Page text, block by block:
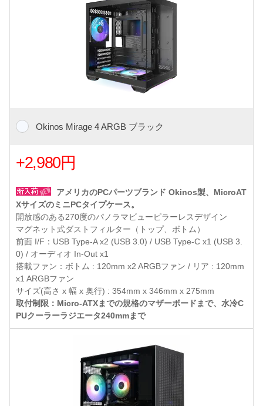
Okinos Mirage 4 ARGB ブラック
+2,980円
アメリカのPCパーツブランド Okinos製、MicroAT
XサイズのミニPCタイプケース。
開放感のある270度のパノラマビューピラーレスデザイン
マグネット式ダストフィルター（トップ、ボトム）
前面 I/F：USB Type-A x2 (USB 3.0) / USB Type-C x1 (USB 3.
0) / オーディオ In-Out x1
搭載ファン：ボトム : 120mm x2 ARGBファン / リア : 120mm
x1 ARGBファン
サイズ(高さ x 幅 x 奥行) : 354mm x 346mm x 275mm
取付制限：Micro-ATXまでの規格のマザーボードまで、水冷C
PUクーラーラジエータ240mmまで